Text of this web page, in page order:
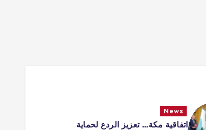
News
اتفاقية مكة… تعزيز الردع لحماية